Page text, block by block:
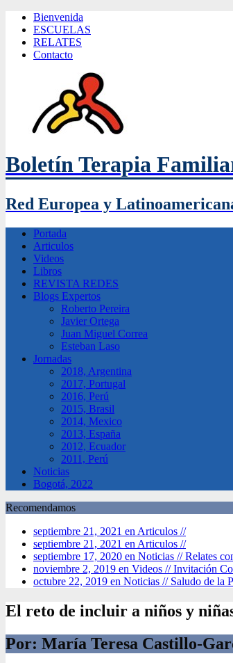
Bienvenida
ESCUELAS
RELATES
Contacto
Boletín Terapia
Red Europea y
Portada
Articulos
Videos
Libros
REVISTA REDES
Blogs Expertos
Roberto Pereira
Javier Ortega
Juan Miguel Correa
Esteban Laso
Jornadas
2018, Argentina
2017, Portugal
2016, Perú
2015, Brasil
2014, Mexico
2013, España
2012, Ecuador
2011, Perú
Noticias
Bogotá, 2022
Recomendamos
septiembre 21, 2021 en Articulos //
septiembre 21, 2021 en Articulos //
septiembre 17, 2020 en Noticias //Relates
noviembre 2, 2019 en Videos //Invitación
octubre 22, 2019 en Noticias // Saludo de la
El reto de incluir a niños y
Por: María Teresa Castillo-